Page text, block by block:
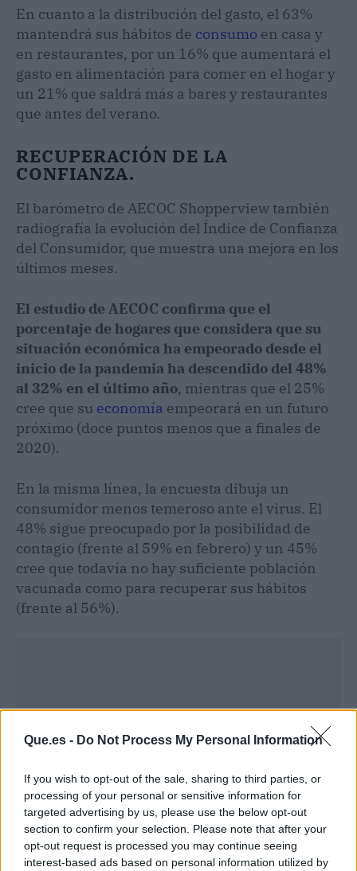
Que.es - Do Not Process My Personal Information
If you wish to opt-out of the sale, sharing to third parties, or
processing of your personal or sensitive information for
targeted advertising by us, please use the below opt-out
section to confirm your selection. Please note that after your
opt-out request is processed you may continue seeing
interest-based ads based on personal information utilized by
En cuanto a la distribución del gasto, el 63%
mantendrá sus hábitos de consumo en casa y
en restaurantes, por un 16% que aumentará el
gasto en alimentación para comer en el hogar y
un 21% que saldrá más a bares y restaurantes
que antes del verano.
RECUPERACIÓN DE LA
CONFIANZA.
El barómetro de AECOC Shopperview también
radiografía la evolución del Índice de Confianza
del Consumidor, que muestra una mejora en los
últimos meses.
El estudio de AECOC confirma que el
porcentaje de hogares que considera que su
situación económica ha empeorado desde el
inicio de la pandemia ha descendido del 48%
al 32% en el último año, mientras que el 25%
cree que su economía empeorará en un futuro
próximo (doce puntos menos que a finales de
2020).
En la misma línea, la encuesta dibuja un
consumidor menos temeroso ante el virus. El
48% sigue preocupado por la posibilidad de
contagio (frente al 59% en febrero) y un 45%
cree que todavía no hay suficiente población
vacunada como para recuperar sus hábitos
(frente al 56%).